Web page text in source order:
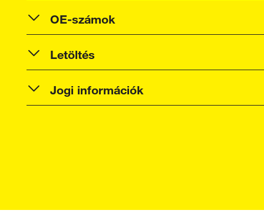
OE-számok
Letöltés
Jogi információk